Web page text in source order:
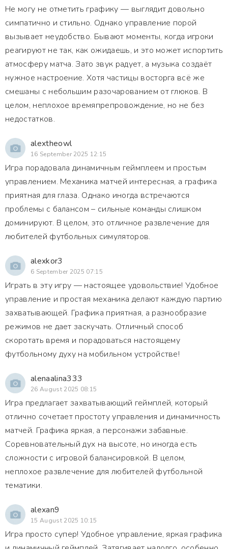
Не могу не отметить графику — выглядит довольно
симпатично и стильно. Однако управление порой
вызывает неудобство. Бывают моменты, когда игроки
реагируют не так, как ожидаешь, и это может испортить
атмосферу матча. Зато звук радует, а музыка создаёт
нужное настроение. Хотя частицы восторга всё же
смешаны с небольшим разочарованием от глюков. В
целом, неплохое времяпрепровождение, но не без
недостатков.
alextheowl
16 September 2025 12:15
Игра порадовала динамичным геймплеем и простым
управлением. Механика матчей интересная, а графика
приятная для глаза. Однако иногда встречаются
проблемы с балансом – сильные команды слишком
доминируют. В целом, это отличное развлечение для
любителей футбольных симуляторов.
alexkor3
6 September 2025 07:15
Играть в эту игру — настоящее удовольствие! Удобное
управление и простая механика делают каждую партию
захватывающей. Графика приятная, а разнообразие
режимов не дает заскучать. Отличный способ
скоротать время и порадоваться настоящему
футбольному духу на мобильном устройстве!
alenaalina333
26 August 2025 08:15
Игра предлагает захватывающий геймплей, который
отлично сочетает простоту управления и динамичность
матчей. Графика яркая, а персонажи забавные.
Соревновательный дух на высоте, но иногда есть
сложности с игровой балансировкой. В целом,
неплохое развлечение для любителей футбольной
тематики.
alexan9
15 August 2025 10:15
Игра просто супер! Удобное управление, яркая графика